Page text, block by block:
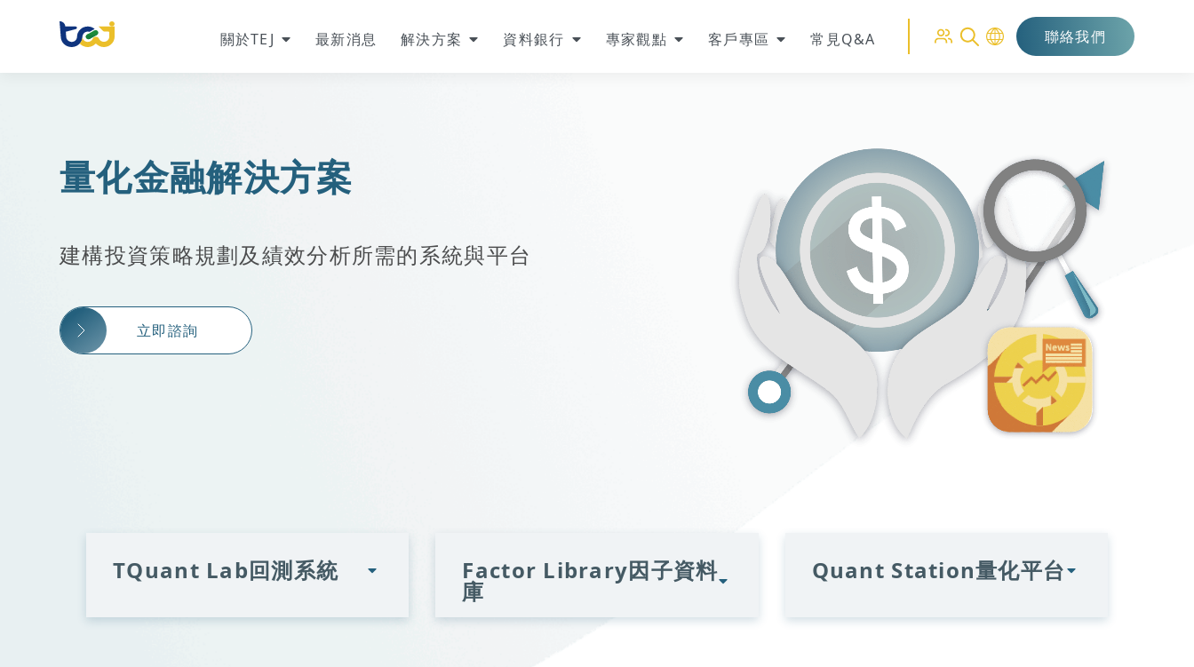
關於TEJ 最新消息 解決方案 資料銀行 專家觀點 客戶專區 常見Q&A 聯絡我們
量化金融解決方案
建構投資策略規劃及績效分析所需的系統與平台
立即諮詢
TQuant Lab回測系統 Factor Library因子資料
庫
Quant Station量化平台